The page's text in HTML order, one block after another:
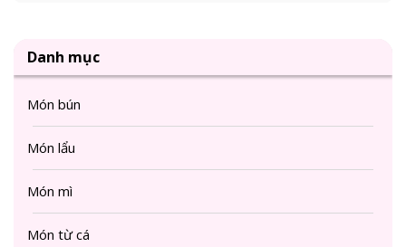
Danh mục
Món bún
Món lẩu
Món mì
Món từ cá